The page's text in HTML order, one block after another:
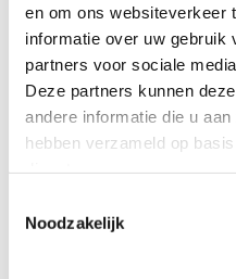
en om ons websiteverkeer
informatie over uw gebruik
partners voor sociale
Deze partners kunnen
andere informatie die u
hebben verzameld op
Noodzakelijk
Trimtabs
Trim tabs, ook wel
onderkant van de spiegel.
je boot soepeler, sneller en
hebben we automatische en
elektrische trim tabs van
Trimplaten kun je op vrijwel